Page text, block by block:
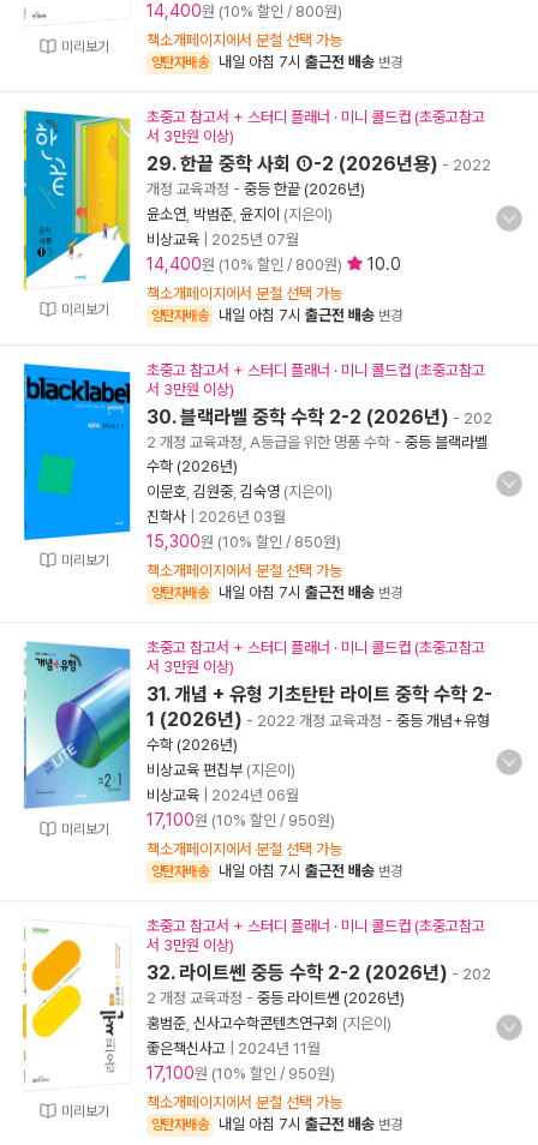
미리보기
14,400원 (10% 할인 / 800원)
책소개페이지에서 분철 선택 가능
양탄자배송 내일 아침 7시 출근전 배송 변경
미리보기
초중고 참고서 + 스터디 플래너 · 미니 콜드컵 (초중고참고
서 3만원 이상)
29. 한끝 중학 사회 ①-2 (2026년용) - 2022
개정 교육과정 - 중등 한끝 (2026년)
윤소연 박범준 윤지이 (지은이)
비상교육
2025년 07월
14,400원 (10% 할인 / 800원) 10.0
책소개페이지에서 분철 선택 가능
양탄자배송 내일 아침 7시 출근전 배송 변경
미리보기
초중고 참고서 + 스터디 플래너 · 미니 콜드컵 (초중고참고
서 3만원 이상)
30. 블랙라벨 중학 수학 2-2 (2026년) - 202
2 개정 교육과정, A등급을 위한 명품 수학 - 중등 블랙라벨
수학 (2026년)
이문호 김원중 김숙영 (지은이)
진학사
2026년 03월
15,300원 (10% 할인 / 850원)
책소개페이지에서 분철 선택 가능
양탄자배송 내일 아침 7시 출근전 배송 변경
미리보기
초중고 참고서 + 스터디 플래너 · 미니 콜드컵 (초중고참고
서 3만원 이상)
31. 개념 + 유형 기초탄탄 라이트 중학 수학 2-
1 (2026년) - 2022 개정 교육과정 - 중등 개념+유형
수학 (2026년)
비상교육 편집부 (지은이)
비상교육
2024년 06월
17,100원 (10% 할인 / 950원)
책소개페이지에서 분철 선택 가능
양탄자배송 내일 아침 7시 출근전 배송 변경
미리보기
초중고 참고서 + 스터디 플래너 · 미니 콜드컵 (초중고참고
서 3만원 이상)
32. 라이트쎈 중등 수학 2-2 (2026년) - 202
2 개정 교육과정 - 중등 라이트쎈 (2026년)
홍범준 신사고수학콘텐츠연구회 (지은이)
좋은책신사고
2024년 11월
17,100원 (10% 할인 / 950원)
책소개페이지에서 분철 선택 가능
양탄자배송 내일 아침 7시 출근전 배송 변경